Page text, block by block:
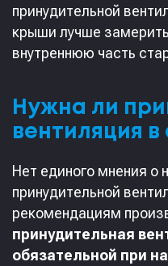
принудительной
крыши лучше
внутреннюю часть
Нужна ли
вентиляция
Нет единого мнения о
принудительной
рекомендациям
принудительная
обязательной при